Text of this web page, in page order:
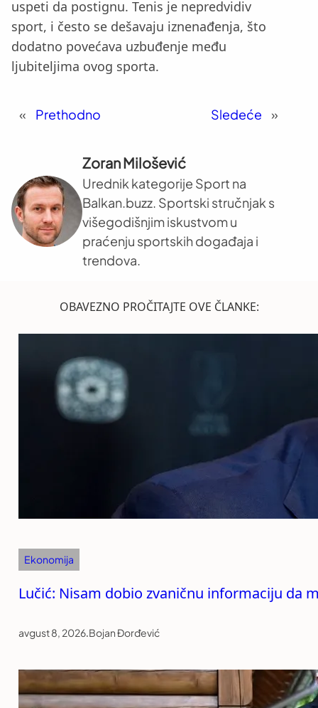
uspeti da postignu. Tenis je nepredvidiv
sport, i često se dešavaju iznenađenja, što
dodatno povećava uzbuđenje među
ljubiteljima ovog sporta.
« Prethodno Sledeće »
Zoran Milošević
Urednik kategorije Sport na
Balkan.buzz. Sportski stručnjak s
višegodišnjim iskustvom u
praćenju sportskih događaja i
trendova.
OBAVEZNO PROČITAJTE OVE ČLANKE:
Ekonomija
Lučić: Nisam dobio zvaničnu informaciju da
avgust 8, 2026.Bojan Đorđević